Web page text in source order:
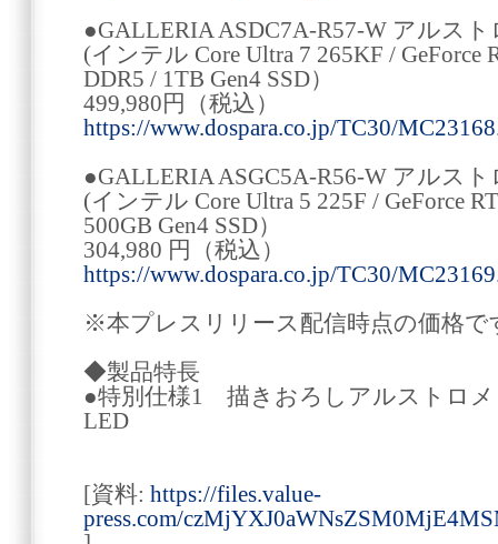
●GALLERIA ASDC7A-R57-W アルス
(インテル Core Ultra 7 265KF / GeForce
DDR5 / 1TB Gen4 SSD）
499,980円（税込）
https://www.dospara.co.jp/TC30/
●GALLERIA ASGC5A-R56-W アルス
(インテル Core Ultra 5 225F / GeForce
500GB Gen4 SSD）
304,980 円（税込）
https://www.dospara.co.jp/TC30/
※本プレスリリース配信時点の価格で
◆製品特長
●特別仕様1 描きおろしアルストロ
LED
[資料: https://files.value-
press.com/